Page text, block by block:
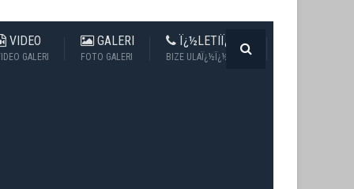
VIDEO
GALERI
GALERI
FOTO GALERI
Ï¿½LETIÏ¿½IM
BIZE ULAÏ¿½Ï¿½N